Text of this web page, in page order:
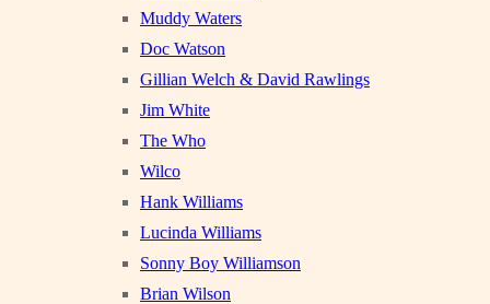
Muddy Waters
Doc Watson
Gillian Welch & David Rawlings
Jim White
The Who
Wilco
Hank Williams
Lucinda Williams
Sonny Boy Williamson
Brian Wilson